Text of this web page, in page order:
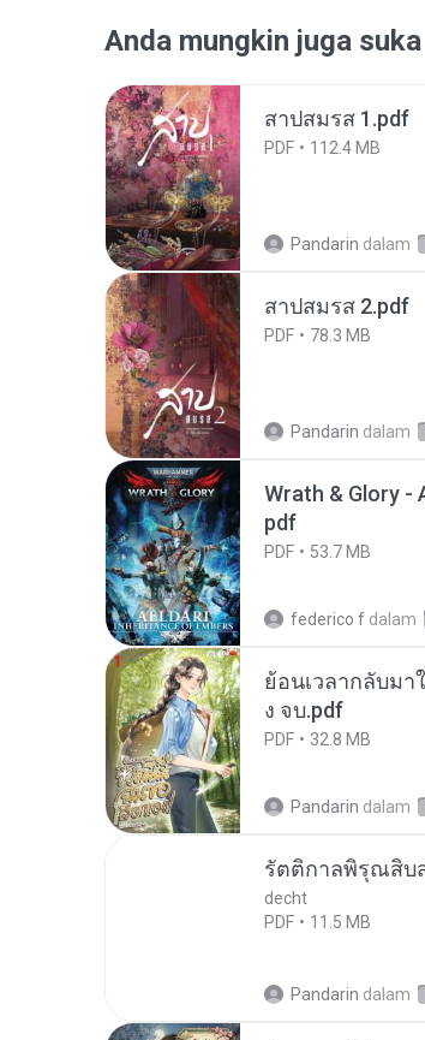
Anda mungkin juga suka
สาปสมรส 1.pdf
PDF 112.4 MB
Pandarin dalam
สาปสมรส 2.pdf
PDF 78.3 MB
Pandarin dalam
Wrath & Glory -
pdf
PDF 53.7 MB
federico f dalam
ย้อนเวลากลับมา
ง จบ.pdf
PDF 32.8 MB
Pandarin dalam
รัตติกาลพิรุณสิบ
decht
PDF
11.5 MB
Pandarin dalam